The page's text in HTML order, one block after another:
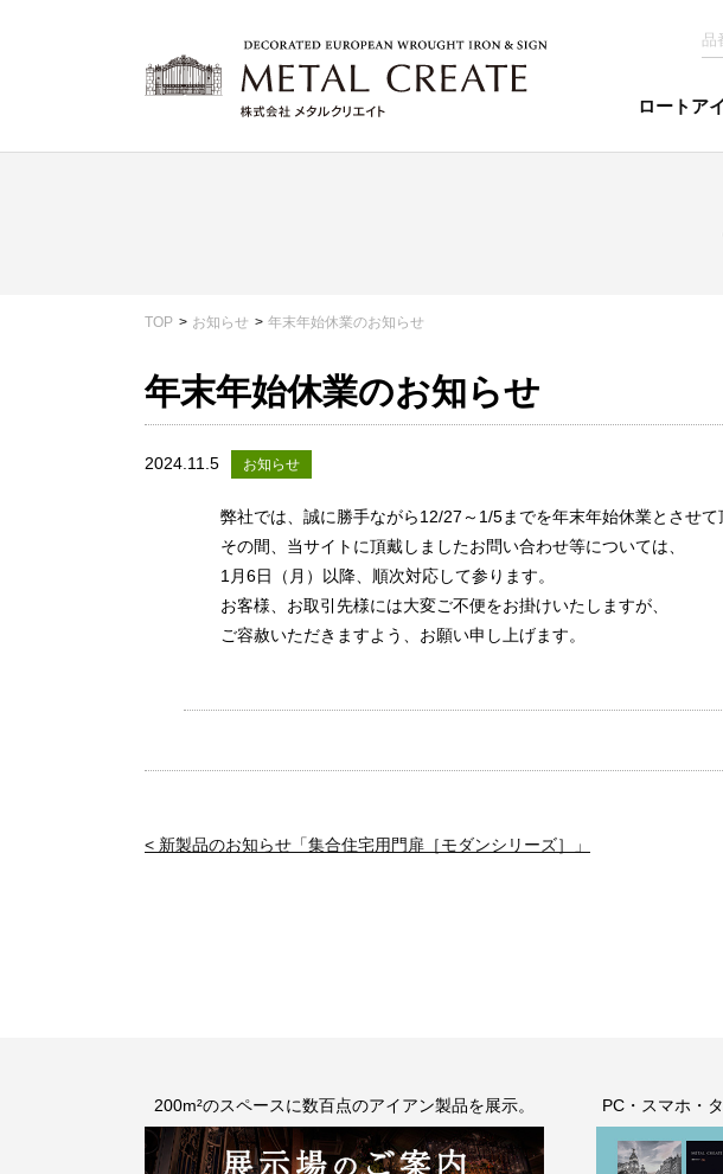
ロートア
TOP お知らせ 年末年始休業のお知らせ
年末年始休業のお知らせ
2024.11.5 お知らせ
弊社では、誠に勝手ながら12/27～1/5までを年末年始休業とさせて
その間、当サイトに頂戴しましたお問い合わせ等については、
1月6日（月）以降、順次対応して参ります。
お客様、お取引先様には大変ご不便をお掛けいたしますが、
ご容赦いただきますよう、お願い申し上げます。
< 新製品のお知らせ「集合住宅用門扉［モダンシリーズ］」
200m²のスペースに数百点のアイアン製品を展示。 PC・スマホ・